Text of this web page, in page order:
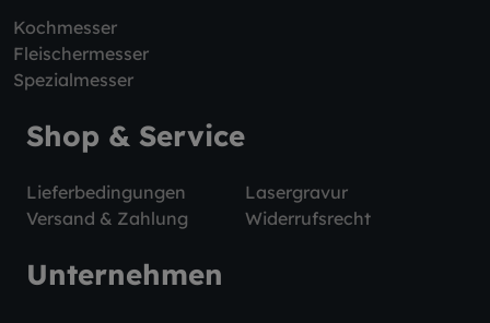
Kochmesser
Fleischermesser
Spezialmesser
Shop & Service
Lieferbedingungen
Lasergravur
Versand & Zahlung
Widerrufsrecht
Unternehmen